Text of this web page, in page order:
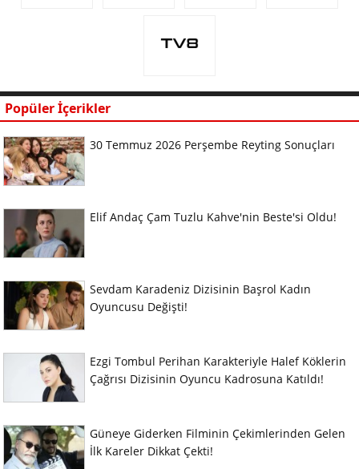
Popüler İçerikler
30 Temmuz 2026 Perşembe Reyting Sonuçları
Elif Andaç Çam Tuzlu Kahve'nin Beste'si Oldu!
Sevdam Karadeniz Dizisinin Başrol Kadın
Oyuncusu Değişti!
Ezgi Tombul Perihan Karakteriyle Halef Köklerin
Çağrısı Dizisinin Oyuncu Kadrosuna Katıldı!
Güneye Giderken Filminin Çekimlerinden Gelen
İlk Kareler Dikkat Çekti!